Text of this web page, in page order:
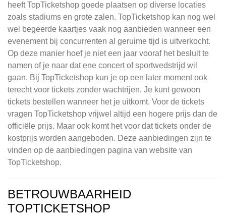
heeft TopTicketshop goede plaatsen op diverse locaties
zoals stadiums en grote zalen. TopTicketshop kan nog wel
wel begeerde kaartjes vaak nog aanbieden wanneer een
evenement bij concurrenten al geruime tijd is uitverkocht.
Op deze manier hoef je niet een jaar vooraf het besluit te
namen of je naar dat ene concert of sportwedstrijd wil
gaan. Bij TopTicketshop kun je op een later moment ook
terecht voor tickets zonder wachtrijen. Je kunt gewoon
tickets bestellen wanneer het je uitkomt. Voor de tickets
vragen TopTicketshop vrijwel altijd een hogere prijs dan de
officiële prijs. Maar ook komt het voor dat tickets onder de
kostprijs worden aangeboden. Deze aanbiedingen zijn te
vinden op de aanbiedingen pagina van website van
TopTicketshop.
BETROUWBAARHEID
TOPTICKETSHOP